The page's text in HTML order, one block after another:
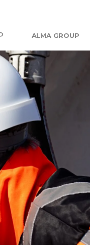
ALMA GROUP